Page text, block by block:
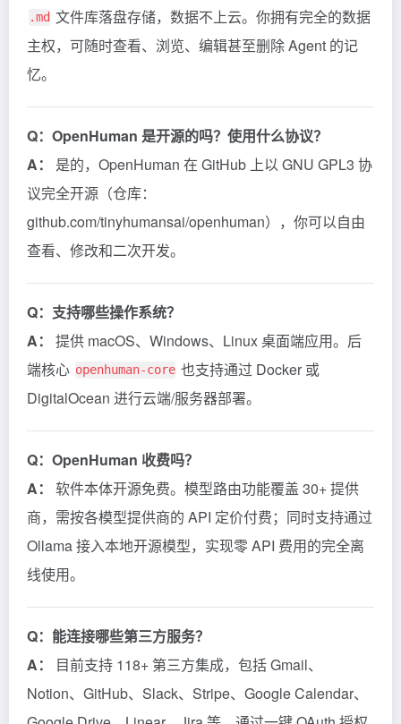
.md 文件库落盘存储，数据不上云。你拥有完全的数据
主权，可随时查看、浏览、编辑甚至删除 Agent 的记
忆。
Q：OpenHuman 是开源的吗？使用什么协议？
A：
是的，OpenHuman 在 GitHub 上以 GNU GPL3 协
议完全开源（仓库：
github.com/tinyhumansai/openhuman），你可以自由
查看、修改和二次开发。
Q：支持哪些操作系统？
A：
提供 macOS、Windows、Linux 桌面端应用。后
端核心 openhuman-core 也支持通过 Docker 或
DigitalOcean 进行云端/服务器部署。
Q：OpenHuman 收费吗？
A：
软件本体开源免费。模型路由功能覆盖 30+ 提供
商，需按各模型提供商的 API 定价付费；同时支持通过
Ollama 接入本地开源模型，实现零 API 费用的完全离
线使用。
Q：能连接哪些第三方服务？
A：
目前支持 118+ 第三方集成，包括 Gmail、
Notion、GitHub、Slack、Stripe、Google Calendar、